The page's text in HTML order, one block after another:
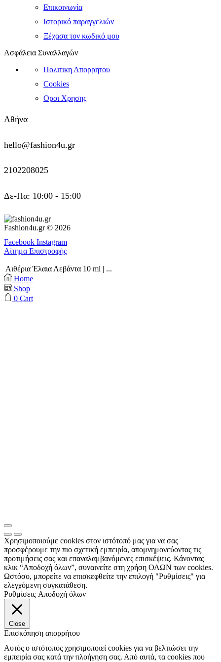
Επικοινωνία
Ιστορικό παραγγελιών
Ξέχασα τον κωδικό μου
Ασφάλεια Συναλλαγών
Πολιτικη Απορρητου
Cookies
Οροι Χρησης
Αθήνα
hello@fashion4u.gr
2102208025
Δε-Πα: 10:00 - 15:00
Fashion4u.gr © 2026
Facebook Instagram
Αίτημα Επιστροφής
Αιθέρια Έλαια Λεβάντα 10 ml | ...
Home
Shop
0 Cart
Χρησιμοποιούμε cookies στον ιστότοπό μας για να σας
προσφέρουμε την πιο σχετική εμπειρία, απομνημονεύοντας τις
προτιμήσεις σας και επαναλαμβανόμενες επισκέψεις. Κάνοντας
κλικ “Αποδοχή όλων”, συναινείτε στη χρήση ΟΛΩΝ των cookies.
Ωστόσο, μπορείτε να επισκεφθείτε την επιλογή "Ρυθμίσεις" για
ελεγχόμενη συγκατάθεση.
Ρυθμίσεις Αποδοχή όλων
Close
Επισκόπηση απορρήτου
Αυτός ο ιστότοπος χρησιμοποιεί cookies για να βελτιώσει την
εμπειρία σας κατά την πλοήγηση σας. Από αυτά, τα cookies που